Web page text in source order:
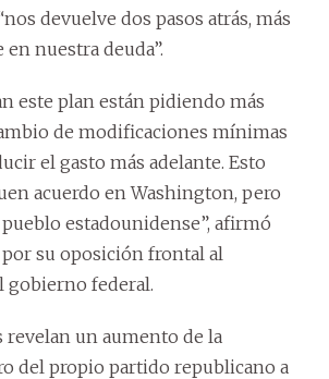
devuelve dos pasos atrás, más
nuestra deuda”.
este plan están pidiendo más
de modificaciones mínimas
el gasto más adelante. Esto
acuerdo en Washington, pero
estadounidense”, afirmó
su oposición frontal al
gobierno federal.
revelan un aumento de la
del propio partido republicano a